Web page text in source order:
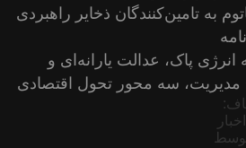
به تامین‌کنندگان ذخایر راهبردی
انرژی پاک، عدالت یارانه‌ای و
مدیریت، سه محور تحول اقتصادی